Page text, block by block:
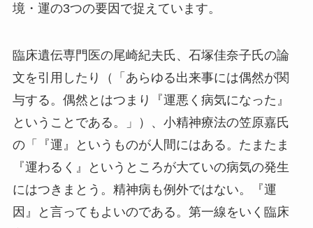
境・運の3つの要因で捉えています。
臨床遺伝専門医の尾崎紀夫氏、石塚佳奈子氏の論
文を引用したり（「あらゆる出来事には偶然が関
与する。偶然とはつまり『運悪く病気になった』
ということである。」）、小精神療法の笠原嘉氏
の「『運』というものが人間にはある。たまたま
『運わるく』というところが大ていの病気の発生
にはつきまとう。精神病も例外ではない。『運
因』と言ってもよいのである。第一線をいく臨床